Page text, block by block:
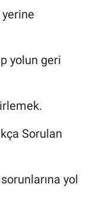
yolun geri
Sorulan
yol